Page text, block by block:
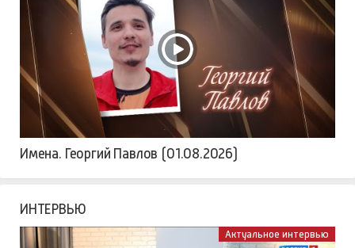
Имена. Георгий Павлов (01.08.2026)
ИНТЕРВЬЮ
Актуальное интервью